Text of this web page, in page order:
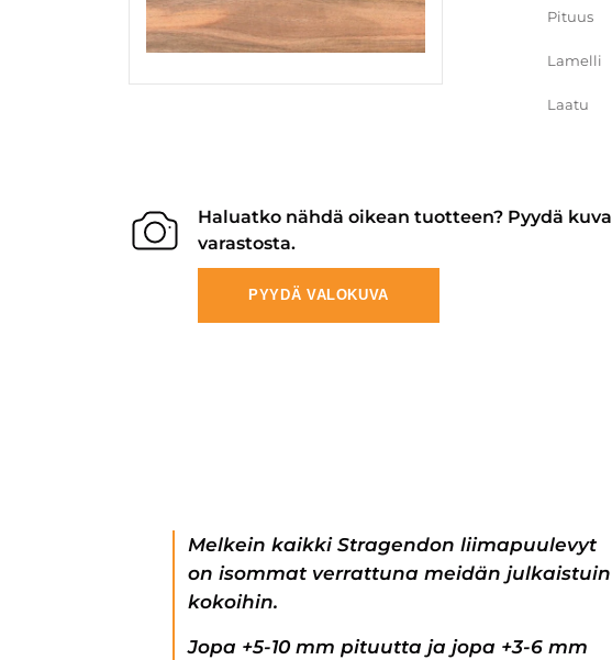
Pituus
Lamelli
Laatu
Haluatko nähdä oikean tuotteen? Pyydä kuva
varastosta.
PYYDÄ VALOKUVA
Melkein kaikki Stragendon liimapuulevyt
on isommat verrattuna meidän julkaistuin
kokoihin.
Jopa +5-10 mm pituutta ja jopa +3-6 mm